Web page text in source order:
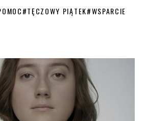
#TĘCZOWY PIĄTEK#WSPARCIE